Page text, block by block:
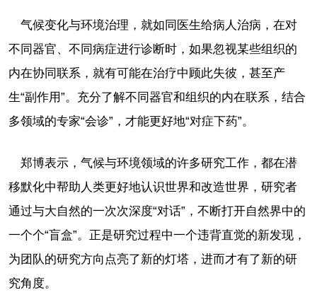
气候变化与环境治理，就如同医生给病人治病，在对
不同器官、不同病症进行诊断时，如果忽视某些组织的
内在协同联系，就有可能在治疗中顾此失彼，甚至产
生“副作用”。充分了解不同器官和组织的内在联系，结合
多领域的专家“会诊”，才能更好地“对症下药”。
郑博表示，气候与环境领域的许多研究工作，都在潜
移默化中帮助人类更好地认识世界和改造世界，研究者
通过与大自然的一次次深度“对话”，不断打开自然界中的
一个个“盲盒”。正是研究过程中一个违背直觉的新发现，
为团队的研究方向点亮了新的灯塔，进而才有了新的研
究角度。